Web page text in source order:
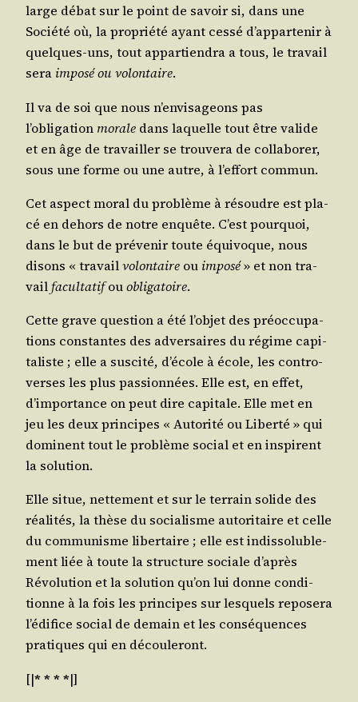
large débat sur le point de savoir si, dans une
Socié­té où, la pro­prié­té ayant ces­sé d’appartenir à
quelques-uns, tout appar­tien­dra a tous, le tra­vail
sera impo­sé ou volon­taire.
Il va de soi que nous n’envisageons pas
l’obligation morale dans laquelle tout être valide
et en âge de tra­vailler se trou­ve­ra de col­la­bo­rer,
sous une forme ou une autre, à l’effort commun.
Cet aspect moral du pro­blème à résoudre est pla­
cé en dehors de notre enquête. C’est pour­quoi,
dans le but de pré­ve­nir toute équi­voque, nous
disons « tra­vailvolon­taire ou impo­sé» et non tra­
vailfacul­ta­tifouobli­ga­toire.
Cette grave ques­tion a été l’objet des pré­oc­cu­pa­
tions constantes des adver­saires du régime capi­
ta­liste ; elle a sus­ci­té, d’école à école, les contro­
verses les plus pas­sion­nées. Elle est, en effet,
d’importance on peut dire capi­tale. Elle met en
jeu les deux prin­cipes « Auto­ri­té ou Liber­té » qui
dominent tout le pro­blème social et en ins­pirent
la solution.
Elle situe, net­te­ment et sur le ter­rain solide des
réa­li­tés, la thèse du socia­lisme auto­ri­taire et celle
du com­mu­nisme liber­taire ; elle est indis­so­lu­ble­
ment liée à toute la struc­ture sociale d’après
Révo­lu­tion et la solu­tion qu’on lui donne condi­
tionne à la fois les prin­cipes sur les­quels repo­se­ra
l’édifice social de demain et les consé­quences
pra­tiques qui en découleront.
[|* * * *|]